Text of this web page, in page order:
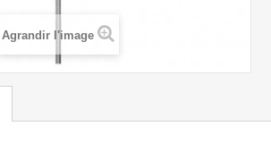
Agrandir l'image